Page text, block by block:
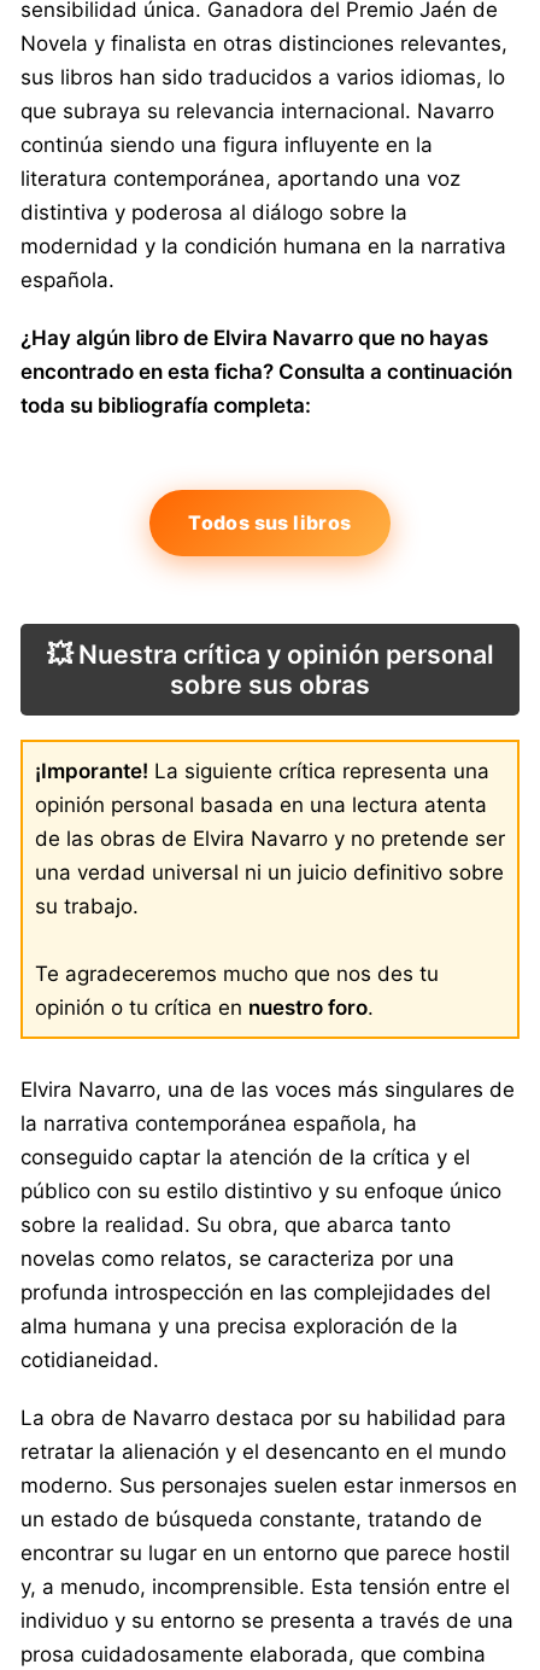
sensibilidad única. Ganadora del Premio Jaén de
Novela y finalista en otras distinciones relevantes,
sus libros han sido traducidos a varios idiomas, lo
que subraya su relevancia internacional. Navarro
continúa siendo una figura influyente en la
literatura contemporánea, aportando una voz
distintiva y poderosa al diálogo sobre la
modernidad y la condición humana en la narrativa
española.
¿Hay algún libro de Elvira Navarro que no hayas
encontrado en esta ficha? Consulta a continuación
toda su bibliografía completa:
Todos sus libros
💥 Nuestra crítica y opinión personal
sobre sus obras
¡Imporante! La siguiente crítica representa una
opinión personal basada en una lectura atenta
de las obras de Elvira Navarro y no pretende ser
una verdad universal ni un juicio definitivo sobre
su trabajo.
Te agradeceremos mucho que nos des tu
opinión o tu crítica en nuestro foro.
Elvira Navarro, una de las voces más singulares de
la narrativa contemporánea española, ha
conseguido captar la atención de la crítica y el
público con su estilo distintivo y su enfoque único
sobre la realidad. Su obra, que abarca tanto
novelas como relatos, se caracteriza por una
profunda introspección en las complejidades del
alma humana y una precisa exploración de la
cotidianeidad.
La obra de Navarro destaca por su habilidad para
retratar la alienación y el desencanto en el mundo
moderno. Sus personajes suelen estar inmersos en
un estado de búsqueda constante, tratando de
encontrar su lugar en un entorno que parece hostil
y, a menudo, incomprensible. Esta tensión entre el
individuo y su entorno se presenta a través de una
prosa cuidadosamente elaborada, que combina